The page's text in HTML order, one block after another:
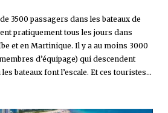
3500 passagers dans les bateaux de
pratiquement tous les jours dans
et en Martinique. Il y a au moins 3000
d’équipage) qui descendent
bateaux font l’escale. Et ces touristes...